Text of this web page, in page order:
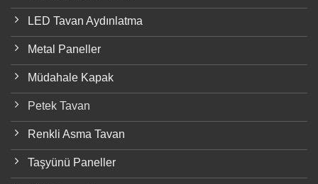
LED Tavan Aydınlatma
Metal Paneller
Müdahale Kapak
Petek Tavan
Renkli Asma Tavan
Taşyünü Paneller